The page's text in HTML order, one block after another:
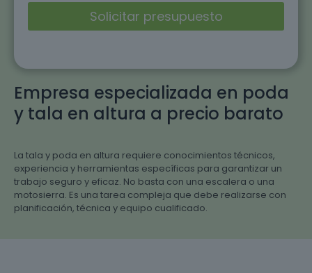
Empresa especializada en poda
y tala en altura a precio barato
La tala y poda en altura requiere conocimientos técnicos,
experiencia y herramientas específicas para garantizar un
trabajo seguro y eficaz. No basta con una escalera o una
motosierra. Es una tarea compleja que debe realizarse con
planificación, técnica y equipo cualificado.